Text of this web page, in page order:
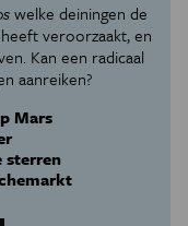
welke deiningen de
veroorzaakt, en
Kan een radicaal
aanreiken?
Mars
sterren